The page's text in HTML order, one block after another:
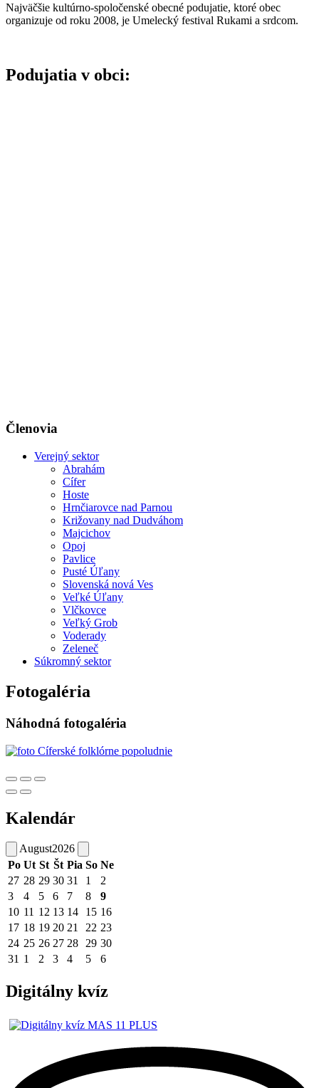
Najväčšie kultúrno-spoločenské obecné podujatie, ktoré obec
organizuje od roku 2008, je Umelecký festival Rukami a srdcom.
Podujatia v obci:
Členovia
Verejný sektor
Abrahám
Cífer
Hoste
Hrnčiarovce nad Parnou
Križovany nad Dudváhom
Majcichov
Opoj
Pavlice
Pusté Úľany
Slovenská nová Ves
Veľké Úľany
Vlčkovce
Veľký Grob
Voderady
Zeleneč
Súkromný sektor
Fotogaléria
Náhodná fotogaléria
Kalendár
August2026
Po Ut St Št Pia So Ne
27 28 29 30 31 1
2
3
4 5 6 7 8
9
10 11 12 13 14 15 16
17 18 19 20 21 22 23
24 25 26 27 28 29 30
31 1 2 3 4 5 6
Digitálny kvíz